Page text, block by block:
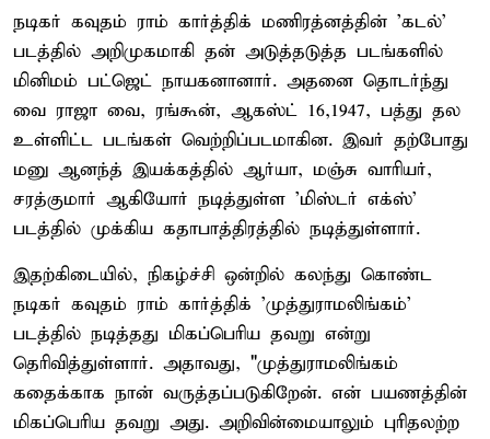
நடிகர் கவுதம் ராம் கார்த்திக் மணிரத்னத்தின் 'கடல்'
படத்தில் அறிமுகமாகி தன் அடுத்தடுத்த படங்களில்
மினிமம் பட்ஜெட் நாயகனானார். அதனை தொடர்ந்து
வை ராஜா வை, ரங்கூன், ஆகஸ்ட் 16,1947, பத்து தல
உள்ளிட்ட படங்கள் வெற்றிப்படமாகின. இவர் தற்போது
மனு ஆனந்த் இயக்கத்தில் ஆர்யா, மஞ்சு வாரியர்,
சரத்குமார் ஆகியோர் நடித்துள்ள 'மிஸ்டர் எக்ஸ்'
படத்தில் முக்கிய கதாபாத்திரத்தில் நடித்துள்ளார்.
இதற்கிடையில், நிகழ்ச்சி ஒன்றில் கலந்து கொண்ட
நடிகர் கவுதம் ராம் கார்த்திக் 'முத்துராமலிங்கம்'
படத்தில் நடித்தது மிகப்பெரிய தவறு என்று
தெரிவித்துள்ளார். அதாவது, "முத்துராமலிங்கம்
கதைக்காக நான் வருத்தப்படுகிறேன். என் பயணத்தின்
மிகப்பெரிய தவறு அது. அறிவின்மையாலும் புரிதலற்ற